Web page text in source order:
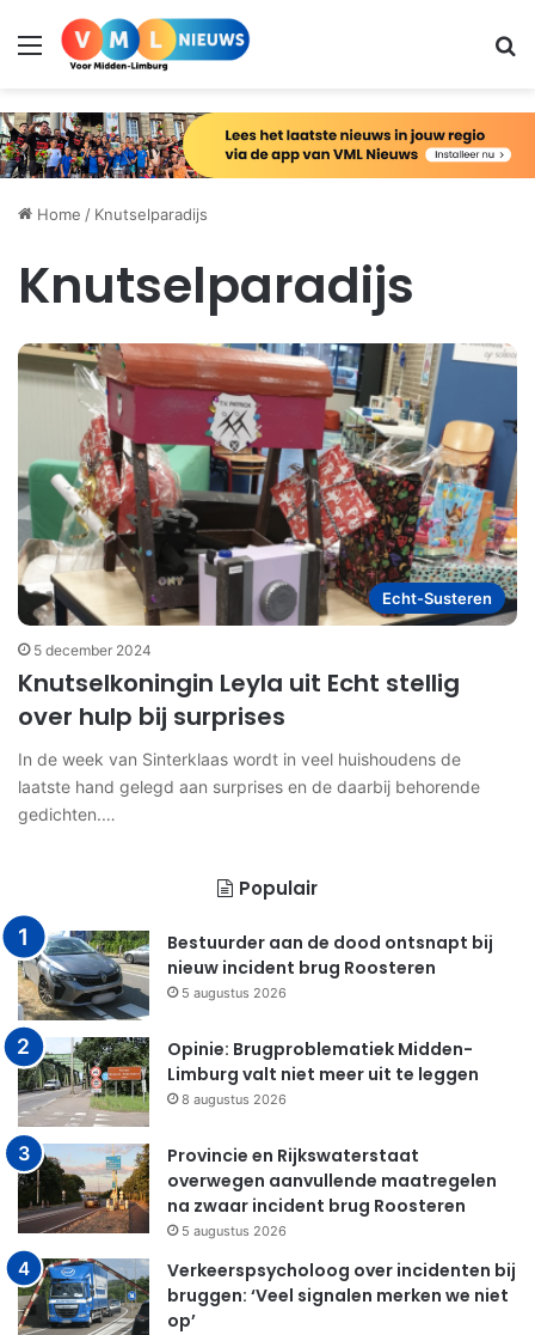
Menu
Home / Knutselparadijs
Knutselparadijs
Echt-Susteren
5 december 2024
Knutselkoningin Leyla uit Echt stellig
over hulp bij surprises
In de week van Sinterklaas wordt in veel huishoudens de
laatste hand gelegd aan surprises en de daarbij behorende
gedichten.…
Populair
Bestuurder aan de dood ontsnapt bij
nieuw incident brug Roosteren
5 augustus 2026
Opinie: Brugproblematiek Midden-
Limburg valt niet meer uit te leggen
8 augustus 2026
Provincie en Rijkswaterstaat
overwegen aanvullende maatregelen
na zwaar incident brug Roosteren
5 augustus 2026
Verkeerspsycholoog over incidenten bij
bruggen: ‘Veel signalen merken we niet
op’